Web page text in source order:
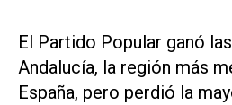
El Partido Popular ganó
Andalucía, la región más
España, pero perdió la